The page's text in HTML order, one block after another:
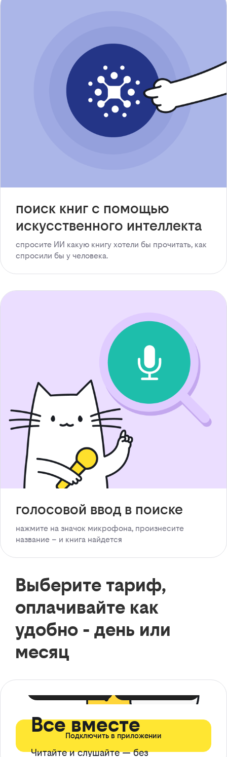
поиск книг с помощью
искусственного интеллекта
спросите ИИ какую книгу хотели бы прочитать, как
спросили бы у человека.
голосовой ввод в поиске
нажмите на значок микрофона, произнесите
название – и книга найдется
Выберите тариф,
оплачивайте как
удобно - день или
месяц
Все вместе
Читайте и слушайте — без
Подключить в приложении